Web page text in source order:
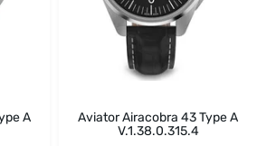
A
Aviator Airacobra 43 Type A
V.1.38.0.315.4